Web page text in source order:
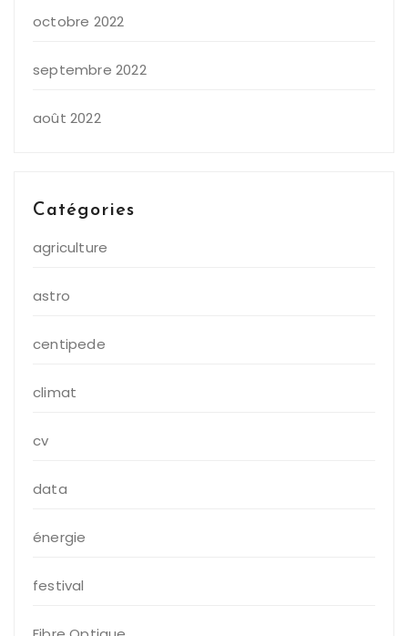
octobre 2022
septembre 2022
août 2022
Catégories
agriculture
astro
centipede
climat
cv
data
énergie
festival